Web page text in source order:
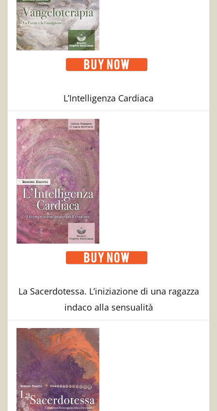
L’Intelligenza Cardiaca
La Sacerdotessa. L’iniziazione di una ragazza
indaco alla sensualità